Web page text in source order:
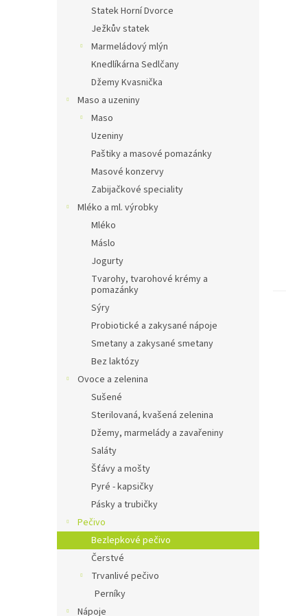
Statek Horní Dvorce
Ježkův statek
Marmeládový mlýn
Knedlíkárna Sedlčany
Džemy Kvasnička
Maso a uzeniny
Maso
Uzeniny
Paštiky a masové pomazánky
Masové konzervy
Zabijačkové speciality
Mléko a ml. výrobky
Mléko
Máslo
Jogurty
Tvarohy, tvarohové krémy a
pomazánky
Sýry
Probiotické a zakysané nápoje
Smetany a zakysané smetany
Bez laktózy
Ovoce a zelenina
Sušené
Sterilovaná, kvašená zelenina
Džemy, marmelády a zavařeniny
Saláty
Šťávy a mošty
Pyré - kapsičky
Pásky a trubičky
Pečivo
Bezlepkové pečivo
Čerstvé
Trvanlivé pečivo
Perníky
Nápoje